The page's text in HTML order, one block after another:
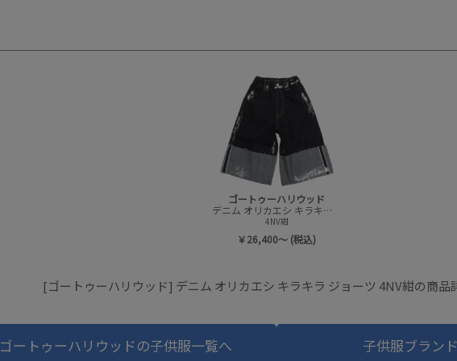
ゴートゥーハリウッド
デニム オリカエシ キラキラ ジョーツ
4NV紺
￥26,400～ (税込)
[ゴートゥーハリウッド] デニム オリカエシ キラキラ ジョーツ 4NV紺の商品
ゴートゥーハリウッドの子供服一覧へ 子供服ブラン